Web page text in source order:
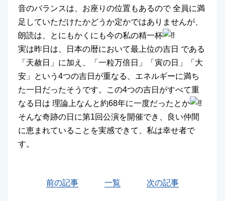
音のバランスは、お座りの位置もあるので 全員に満
足していただけたかどうか定かではありませんが、
朗読は、とにもかくにも今の私の精一杯
実は昨日は、日本の暦において最上位の吉日 である
「天赦日」に加え、「一粒万倍日」「寅の日」「大
安」という4つの吉日が重なる、エネルギーに満ち
た一日だったそうです。この4つの吉日がすべて重
なる日は 理論上なんと約68年に一度だったとか
そんな奇跡の日に第1回公演を開催でき、良い仲間
に恵まれていることを実感できて、私は幸せ者で
す。
前の記事 一覧 次の記事